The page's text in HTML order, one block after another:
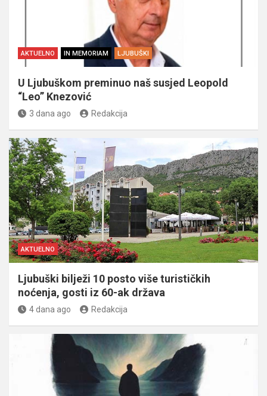
AKTUELNO IN MEMORIAM LJUBUŠKI
U Ljubuškom preminuo naš susjed Leopold
“Leo” Knezović
3 dana ago Redakcija
AKTUELNO
Ljubuški bilježi 10 posto više turističkih
noćenja, gosti iz 60-ak država
4 dana ago Redakcija